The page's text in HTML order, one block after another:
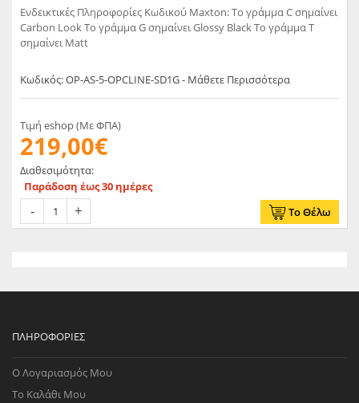
Ενδεικτικές Πληροφορίες Κωδικού Maxton: Το γράμμα C σημαίνει
Carbon Look Το γράμμα G σημαίνει Glossy Black Το γράμμα T
σημαίνει Matt
Κωδικός: OP-AS-5-OPCLINE-SD1G - Μάθετε Περισσότερα
Τιμή eshop (Με ΦΠΑ)
219,00€
Διαθεσιμότητα:
Παράδοση έως 30 ημέρες
Το Θέλω
ΠΛΗΡΟΦΟΡΊΕΣ
Ο Λογαριασμός Μου
Το Καλάθι Μου